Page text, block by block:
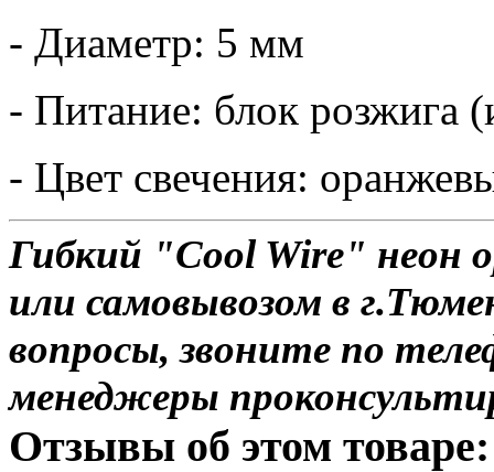
- Диаметр: 5 мм
- Питание: блок розжига
- Цвет свечения:
Гибкий "Cool Wire" неон
или самовывозом в
вопросы, звоните по
менеджеры
Отзывы об этом товаре: